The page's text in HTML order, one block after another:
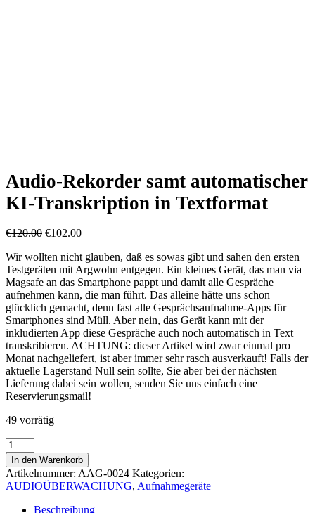
Audio-Rekorder samt automatischer
KI-Transkription in Textformat
€120.00 Ursprünglicher
war:
€120.00
€102.00Aktueller
ist:
€102.00.
Wir wollten nicht glauben, daß es sowas gibt und sahen den ersten
Testgeräten mit Argwohn entgegen. Ein kleines Gerät, das man via
Magsafe an das Smartphone pappt und damit alle Gespräche
aufnehmen kann, die man führt. Das alleine hätte uns schon
glücklich gemacht, denn fast alle Gesprächsaufnahme-Apps für
Smartphones sind Müll. Aber nein, das Gerät kann mit der
inkludierten App diese Gespräche auch noch automatisch in Text
transkribieren. ACHTUNG: dieser Artikel wird zwar einmal pro
Monat nachgeliefert, ist aber immer sehr rasch ausverkauft! Falls der
aktuelle Lagerstand Null sein sollte, Sie aber bei der nächsten
Lieferung dabei sein wollen, senden Sie uns einfach eine
Reservierungsmail!
49 vorrätig
Audio-
Rekorder
samt
automatischer
KI-
Transkription
In den Warenkorb
Artikelnummer: AAG-0024 Kategorien:
AUDIOÜBERWACHUNG, Aufnahmegeräte
Beschreibung